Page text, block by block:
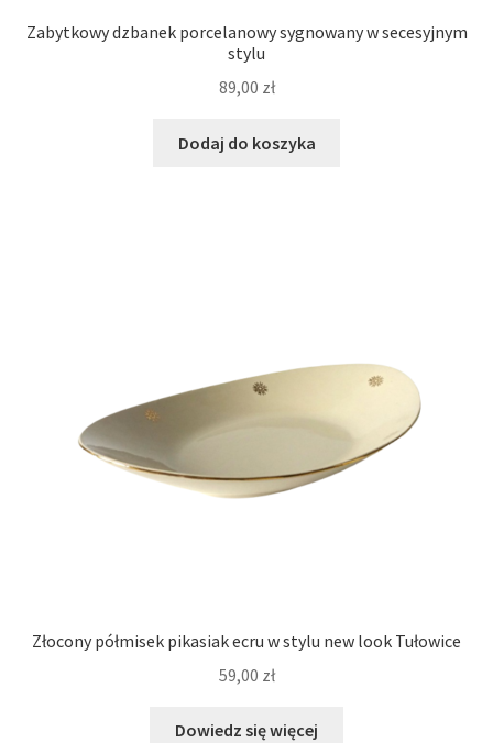
Zabytkowy dzbanek porcelanowy sygnowany w secesyjnym
stylu
89,00 zł
Dodaj do koszyka
Złocony półmisek pikasiak ecru w stylu new look Tułowice
59,00 zł
Dowiedz się więcej